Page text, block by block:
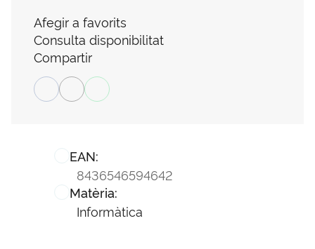
EAN:
8436546594642
Matèria:
Informàtica
Afegir a favorits
Consulta disponibilitat
Compartir